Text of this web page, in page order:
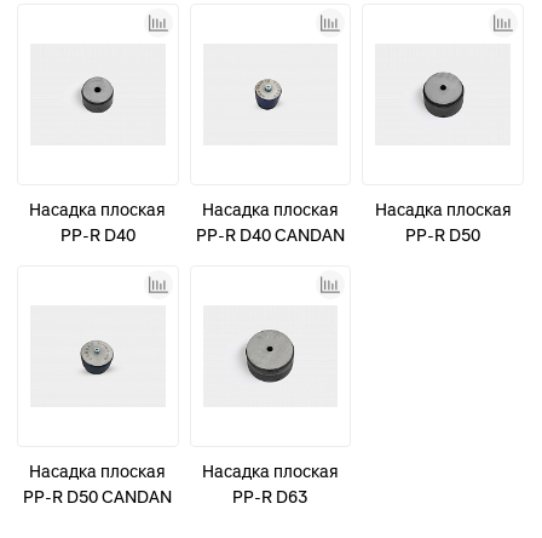
Насадка плоская
PP-R D40
Насадка плоская
PP-R D40 CANDAN
Насадка плоская
PP-R D50
Насадка плоская
PP-R D50 CANDAN
Насадка плоская
PP-R D63